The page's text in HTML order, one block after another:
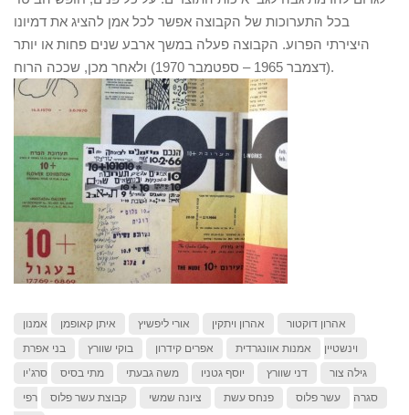
בכל התערוכות של הקבוצה אפשר לכל אמן להציג את דמיונו
היצירתי הפרוע. הקבוצה פעלה במשך ארבע שנים פחות או יותר
(דצמבר 1965 – ספטמבר 1970) ולאחר מכן, שככה הרוח.
אהרון דוקטור אהרון ויתקין אורי ליפשיץ איתן קאופמן
אמנון
וינשטיין
אמנות אוונגרדית אפרים קידרון בוקי שוורץ
בני אפרת
גילה צור
דני שוורץ יוסף גטניו משה גבעתי מתי בסיס
סרג’יו
סגרה
עשר פלוס פנחס עשת ציונה שמשי קבוצת עשר פלוס
רפי